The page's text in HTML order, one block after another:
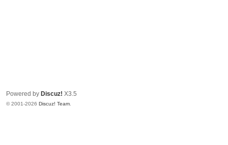
Powered by Discuz! X3.5
© 2001-2026 Discuz! Team